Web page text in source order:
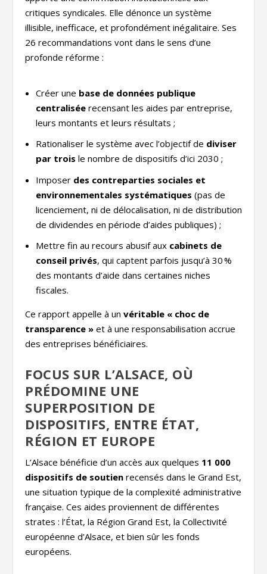
critiques syndicales. Elle dénonce un système
illisible, inefficace, et profondément inégalitaire. Ses
26 recommandations vont dans le sens d’une
profonde réforme :
Créer une base de données publique
centraliséerecensant les aides par entreprise,
leurs montants et leurs résultats ;
Rationaliser le système avec l’objectif de diviser
par trois le nombre de dispositifs d’ici 2030 ;
Imposer des contreparties sociales et
environnementales systématiques (pas de
licenciement, ni de délocalisation, ni de distribution
de dividendes en période d’aides publiques) ;
Mettre fin au recours abusif aux cabinets de
conseil privés, qui captent parfois jusqu’à 30 %
des montants d’aide dans certaines niches
fiscales.
Ce rapport appelle à unvéritable « choc de
transparence » et à une responsabilisation accrue
des entreprises bénéficiaires.
FOCUS SUR L’ALSACE, OÙ
PRÉDOMINE UNE
SUPERPOSITION DE
DISPOSITIFS, ENTRE ÉTAT,
RÉGION ET EUROPE
L’Alsace bénéficie d’un accès aux quelques 11 000
dispositifs de soutien recensés dans le Grand Est,
une situation typique de la complexité administrative
française. Ces aides proviennent de différentes
strates : l’État, la Région Grand Est, la Collectivité
européenne d’Alsace, et bien sûr les fonds
européens.